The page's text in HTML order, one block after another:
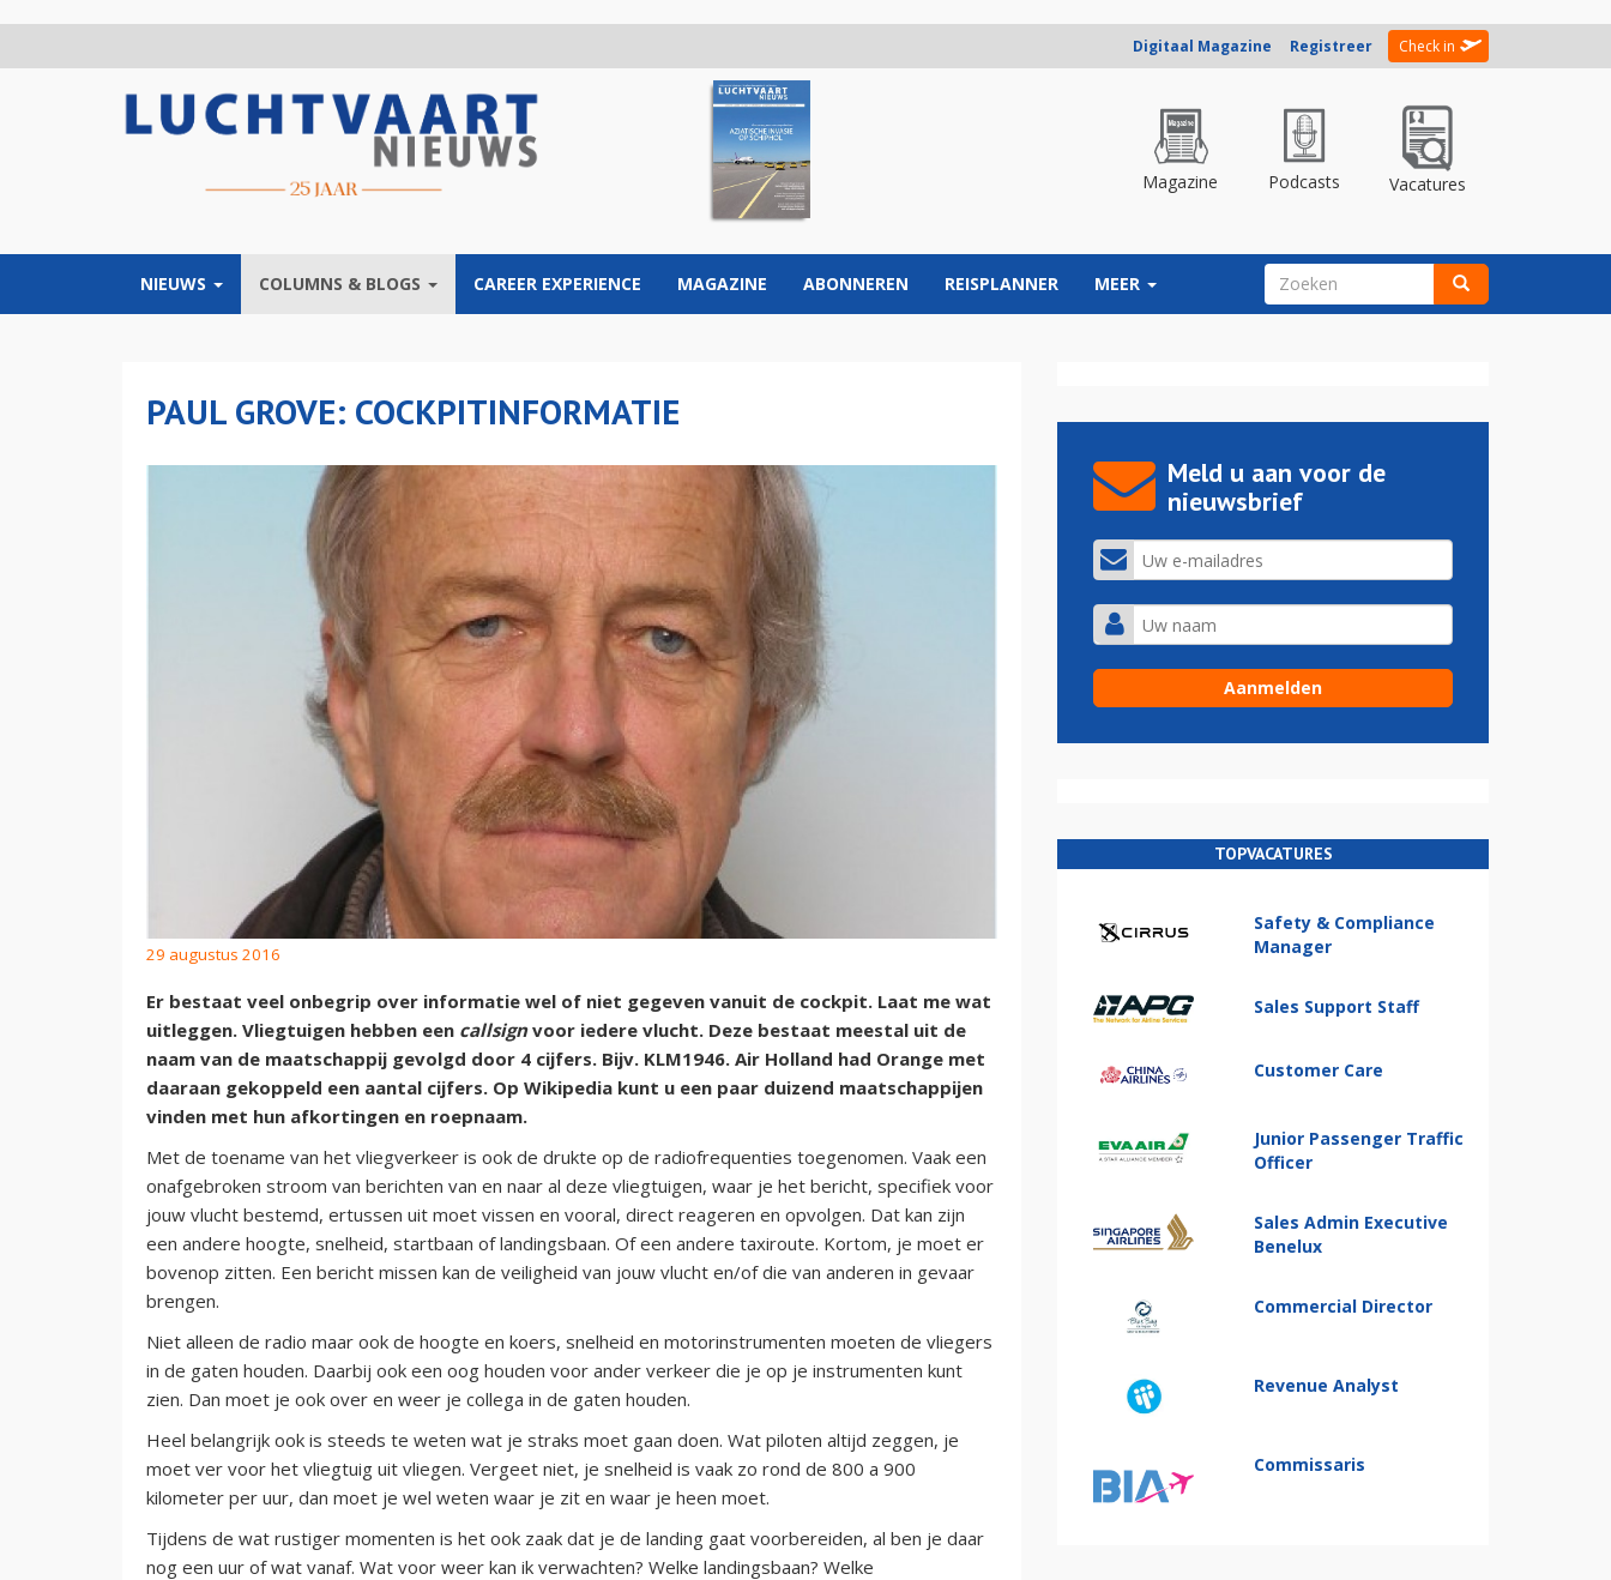
Digitaal Magazine Registreer Check in
Magazine Podcasts Vacatures
NIEUWS COLUMNS & BLOGS CAREER EXPERIENCE MAGAZINE ABONNEREN REISPLANNER MEER ZOEKVELD
PAUL GROVE: COCKPITINFORMATIE
29 augustus 2016
Er bestaat veel onbegrip over informatie wel of niet gegeven vanuit de cockpit. Laat me wat
uitleggen. Vliegtuigen hebben een callsignvoor iedere vlucht. Deze bestaat meestal uit de
naam van de maatschappij gevolgd door 4 cijfers. Bijv. KLM1946. Air Holland had Orange met
daaraan gekoppeld een aantal cijfers. Op Wikipedia kunt u een paar duizend maatschappijen
vinden met hun afkortingen en roepnaam.
Met de toename van het vliegverkeer is ook de drukte op de radiofrequenties toegenomen. Vaak een
onafgebroken stroom van berichten van en naar al deze vliegtuigen, waar je het bericht, specifiek voor
jouw vlucht bestemd, ertussen uit moet vissen en vooral, direct reageren en opvolgen. Dat kan zijn
een andere hoogte, snelheid, startbaan of landingsbaan. Of een andere taxiroute. Kortom, je moet er
bovenop zitten. Een bericht missen kan de veiligheid van jouw vlucht en/of die van anderen in gevaar
brengen.
Niet alleen de radio maar ook de hoogte en koers, snelheid en motorinstrumenten moeten de vliegers
in de gaten houden. Daarbij ook een oog houden voor ander verkeer die je op je instrumenten kunt
zien. Dan moet je ook over en weer je collega in de gaten houden.
Heel belangrijk ook is steeds te weten wat je straks moet gaan doen. Wat piloten altijd zeggen, je
moet ver voor het vliegtuig uit vliegen. Vergeet niet, je snelheid is vaak zo rond de 800 a 900
kilometer per uur, dan moet je wel weten waar je zit en waar je heen moet.
Tijdens de wat rustiger momenten is het ook zaak dat je de landing gaat voorbereiden, al ben je daar
nog een uur of wat vanaf. Wat voor weer kan ik verwachten? Welke landingsbaan? Welke
Meld u aan voor de
nieuwsbrief
TOPVACATURES
Safety & Compliance
Manager
Sales Support Staff
Customer Care
Junior Passenger Traffic
Officer
Sales Admin Executive
Benelux
Commercial Director
Revenue Analyst
Commissaris